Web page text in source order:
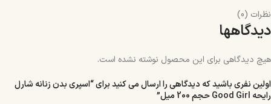
نظرات (0)
دیدگاهها
هیچ دیدگاهی برای این محصول نوشته نشده است.
اولین نفری باشید که دیدگاهی را ارسال می کنید برای “اسپری بدن زنانه شارل
رایحه Good Girl حجم 200 میل”